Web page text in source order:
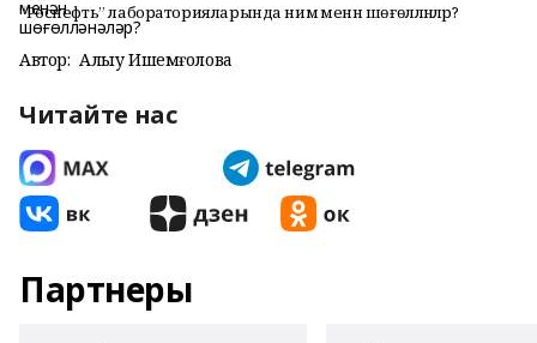
“Роснефть” лабораторияларында нимә менән шөғөлләнәләр?
Автор: Алһыу Ишемғолова
Читайте нас
Партнеры